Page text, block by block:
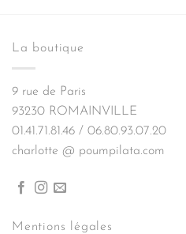
La boutique
9 rue de Paris
93230 ROMAINVILLE
01.41.71.81.46 / 06.80.93.07.20
charlotte @ poumpilata.com
Mentions légales